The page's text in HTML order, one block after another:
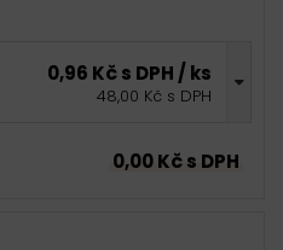
0,96 Kč s DPH / ks
48,00 Kč s DPH
0,00 Kč s DPH